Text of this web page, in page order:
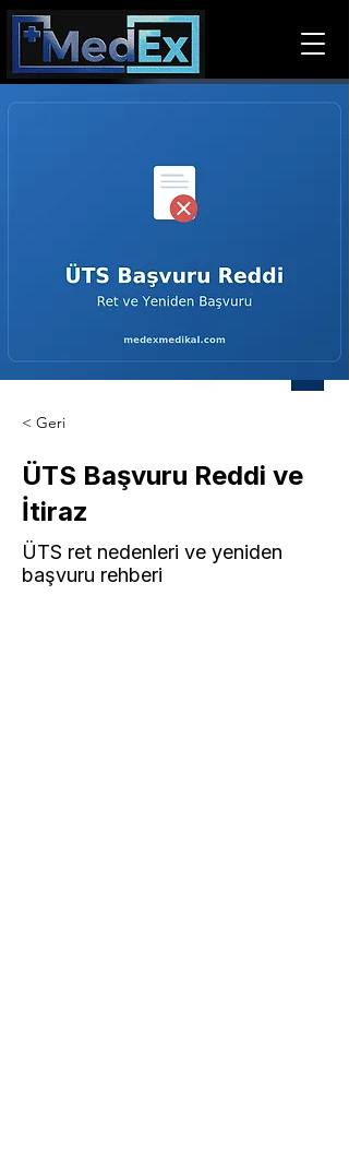
< Geri
ÜTS Başvuru Reddi ve
İtiraz
ÜTS ret nedenleri ve yeniden
başvuru rehberi